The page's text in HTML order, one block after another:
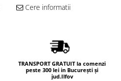
Cere informatii
TRANSPORT GRATUIT la comenzi
peste 300 lei in București și
jud.Ilfov